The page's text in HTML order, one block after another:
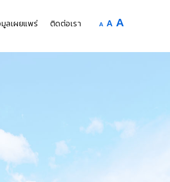
ลเผยแพร่ ติดต่อเรา A Decrease
A Reset
size.
A
size.